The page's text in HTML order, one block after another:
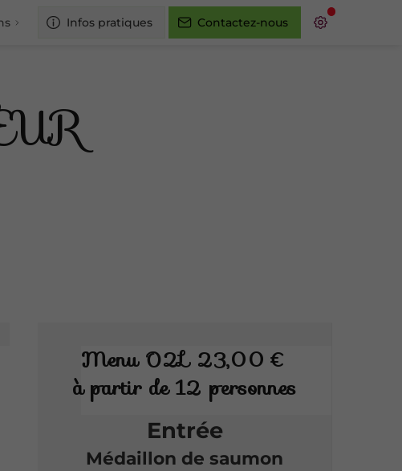
Infos pratiques Contactez-nous
Menu O2L 23,00 €
à partir de 12 personnes
Entrée
Médaillon de saumon